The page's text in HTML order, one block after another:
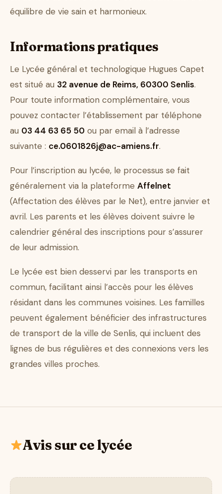
équilibre de vie sain et harmonieux.
Informations pratiques
Le Lycée général et technologique Hugues Capet
est situé au 32 avenue de Reims, 60300 Senlis.
Pour toute information complémentaire, vous
pouvez contacter l’établissement par téléphone
au 03 44 63 65 50 ou par email à l’adresse
suivante : ce.0601826j@ac-amiens.fr.
Pour l’inscription au lycée, le processus se fait
généralement via la plateforme Affelnet
(Affectation des élèves par le Net), entre janvier et
avril. Les parents et les élèves doivent suivre le
calendrier général des inscriptions pour s’assurer
de leur admission.
Le lycée est bien desservi par les transports en
commun, facilitant ainsi l’accès pour les élèves
résidant dans les communes voisines. Les familles
peuvent également bénéficier des infrastructures
de transport de la ville de Senlis, qui incluent des
lignes de bus régulières et des connexions vers les
grandes villes proches.
Avis sur ce lycée